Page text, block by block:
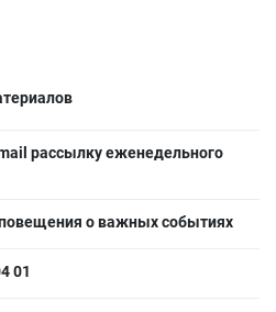
рассылку еженедельного
о важных событиях
01